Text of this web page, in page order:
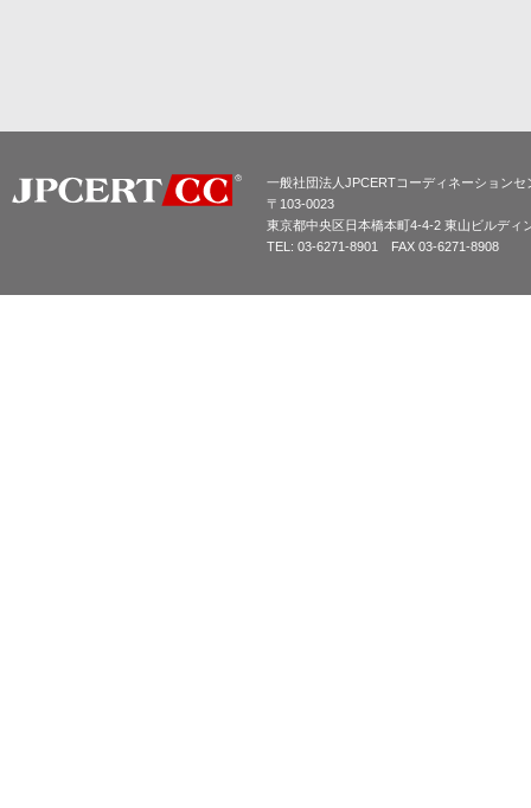
一般社団法人JPCERTコーディネーションセ
〒103-0023
東京都中央区日本橋本町4-4-2 東山ビルディ
TEL: 03-6271-8901 FAX 03-6271-8908